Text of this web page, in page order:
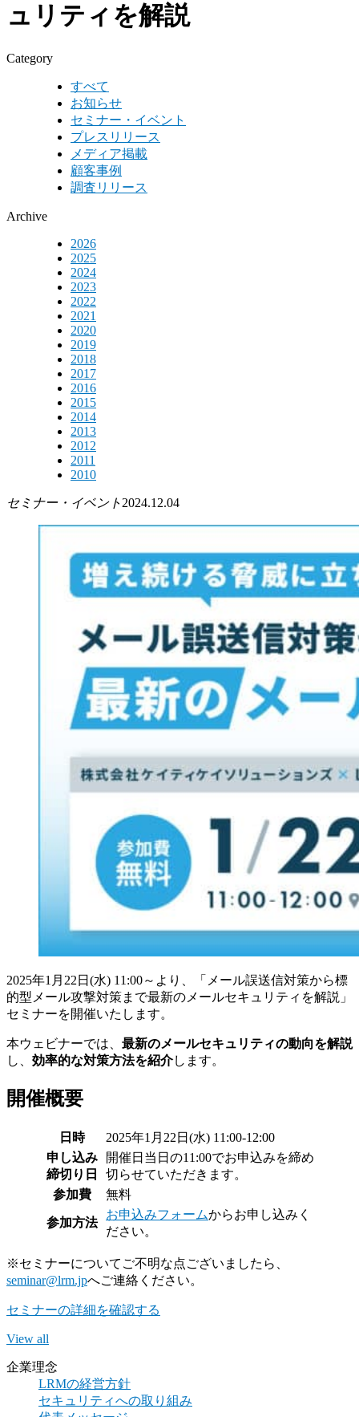
ュリティを解説
Category
すべて
お知らせ
セミナー・イベント
プレスリリース
メディア掲載
顧客事例
調査リリース
Archive
2026
2025
2024
2023
2022
2021
2020
2019
2018
2017
2016
2015
2014
2013
2012
2011
2010
セミナー・イベント 2024.12.04
2025年1月22日(水) 11:00～より、「メール誤送信対策から標
的型メール攻撃対策まで最新のメールセキュリティを解説」
セミナーを開催いたします。
本ウェビナーでは、 最新のメールセキュリティの動向を解説
し、 効率的な対策方法を紹介します。
開催概要
日時
2025年1月22日(水) 11:00-12:00
申し込み
締切り日
開催日当日の11:00でお申込みを締め
切らせていただきます。
参加費
無料
参加方法
お申込みフォームからお申し込みく
ださい。
※セミナーについてご不明な点ございましたら、
seminar@lrm.jpへご連絡ください。
セミナーの詳細を確認する
View all
企業理念
LRMの経営方針
セキュリティへの取り組み